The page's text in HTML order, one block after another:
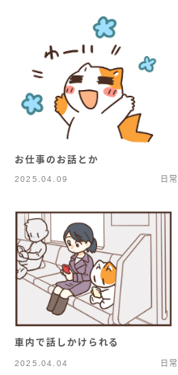
お仕事のお話とか
2025.04.09 日常
車内で話しかけられる
2025.04.04 日常